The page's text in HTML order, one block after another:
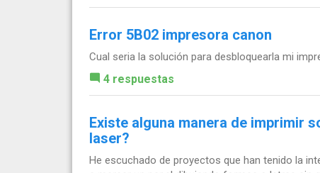
Error 5B02 impresora canon
Cual seria la solución para desbloquearla mi
4 respuestas
Existe alguna manera de imprimir
laser?
He escuchado de proyectos que han tenido la